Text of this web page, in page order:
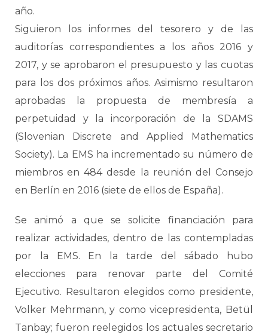
año.
Siguieron los informes del tesorero y de las
auditorías correspondientes a los años 2016 y
2017, y se aprobaron el presupuesto y las cuotas
para los dos próximos años. Asimismo resultaron
aprobadas la propuesta de membresía a
perpetuidad y la incorporación de la SDAMS
(Slovenian Discrete and Applied Mathematics
Society). La EMS ha incrementado su número de
miembros en 484 desde la reunión del Consejo
en Berlín en 2016 (siete de ellos de España).
Se animó a que se solicite financiación para
realizar actividades, dentro de las contempladas
por la EMS. En la tarde del sábado hubo
elecciones para renovar parte del Comité
Ejecutivo. Resultaron elegidos como presidente,
Volker Mehrmann, y como vicepresidenta, Betül
Tanbay; fueron reelegidos los actuales secretario